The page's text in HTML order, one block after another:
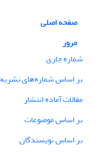
صفحه اصلی
مرور
شماره جاری
بر اساس شماره‌های نشریه
مقالات آماده انتشار
بر اساس موضوعات
بر اساس نویسندگان